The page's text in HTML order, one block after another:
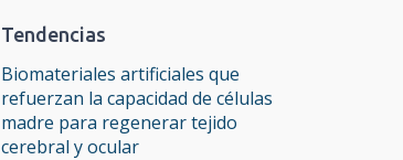
Tendencias
Biomateriales artificiales que
refuerzan la capacidad de células
madre para regenerar tejido
cerebral y ocular